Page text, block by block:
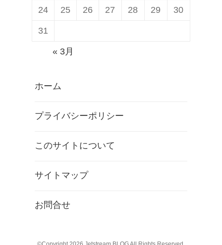
24 25 26 27 28 29 30
31
« 3月
ホーム
プライバシーポリシー
このサイトについて
サイトマップ
お問合せ